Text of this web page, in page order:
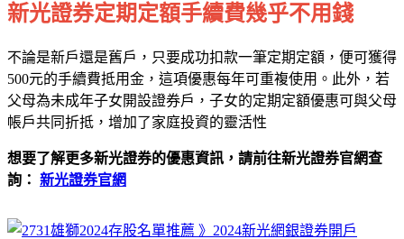
新光證券定期定額手續費幾乎不用錢
不論是新戶還是舊戶，只要成功扣款一筆定期定額，便可獲得
500元的手續費抵用金，這項優惠每年可重複使用。此外，若
父母為未成年子女開設證券戶，子女的定期定額優惠可與父母
帳戶共同折抵，增加了家庭投資的靈活性
想要了解更多新光證券的優惠資訊，請前往新光證券官網查
詢： 新光證券官網